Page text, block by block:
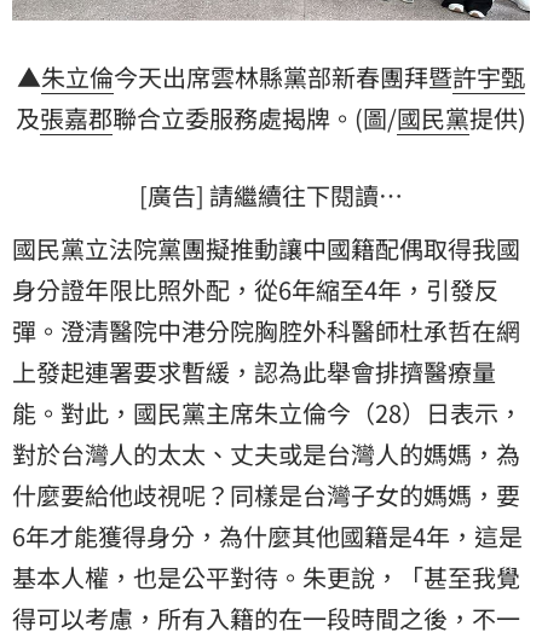
▲朱立倫今天出席雲林縣黨部新春團拜暨許宇甄
及張嘉郡聯合立委服務處揭牌。(圖/國民黨提供)
[廣告] 請繼續往下閱讀…
國民黨立法院黨團擬推動讓中國籍配偶取得我國
身分證年限比照外配，從6年縮至4年，引發反
彈。澄清醫院中港分院胸腔外科醫師杜承哲在網
上發起連署要求暫緩，認為此舉會排擠醫療量
能。對此，國民黨主席朱立倫今（28）日表示，
對於台灣人的太太、丈夫或是台灣人的媽媽，為
什麼要給他歧視呢？同樣是台灣子女的媽媽，要
6年才能獲得身分，為什麼其他國籍是4年，這是
基本人權，也是公平對待。朱更說，「甚至我覺
得可以考慮，所有入籍的在一段時間之後，不一